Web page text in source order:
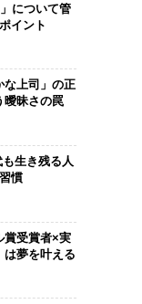
について管
イント
な上司」の正
曖昧さの罠
生き残る人
慣
賞受賞者×実
は夢を叶える